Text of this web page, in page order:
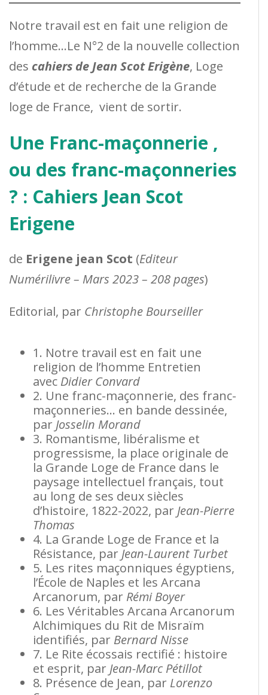
Notre travail est en fait une religion de
l’homme…Le N°2 de la nouvelle collection
des cahiers de Jean Scot Erigène, Loge
d’étude et de recherche de la Grande
loge de France, vient de sortir.
Une Franc-maçonnerie ,
ou des franc-maçonneries
? : Cahiers Jean Scot
Erigene
de Erigene jean Scot (Editeur
Numérilivre – Mars 2023 – 208 pages)
Editorial, par Christophe Bourseiller
1. Notre travail est en fait une
religion de l’homme Entretien
avec Didier Convard
2. Une franc-maçonnerie, des franc-
maçonneries… en bande dessinée,
par Josselin Morand
3. Romantisme, libéralisme et
progressisme, la place originale de
la Grande Loge de France dans le
paysage intellectuel français, tout
au long de ses deux siècles
d’histoire, 1822-2022, par Jean-Pierre
Thomas
4. La Grande Loge de France et la
Résistance, par Jean-Laurent Turbet
5. Les rites maçonniques égyptiens,
l’École de Naples et les Arcana
Arcanorum, par Rémi Boyer
6. Les Véritables Arcana Arcanorum
Alchimiques du Rit de Misraïm
identifiés, par Bernard Nisse
7. Le Rite écossais rectifié : histoire
et esprit, par Jean-Marc Pétillot
8. Présence de Jean, par Lorenzo